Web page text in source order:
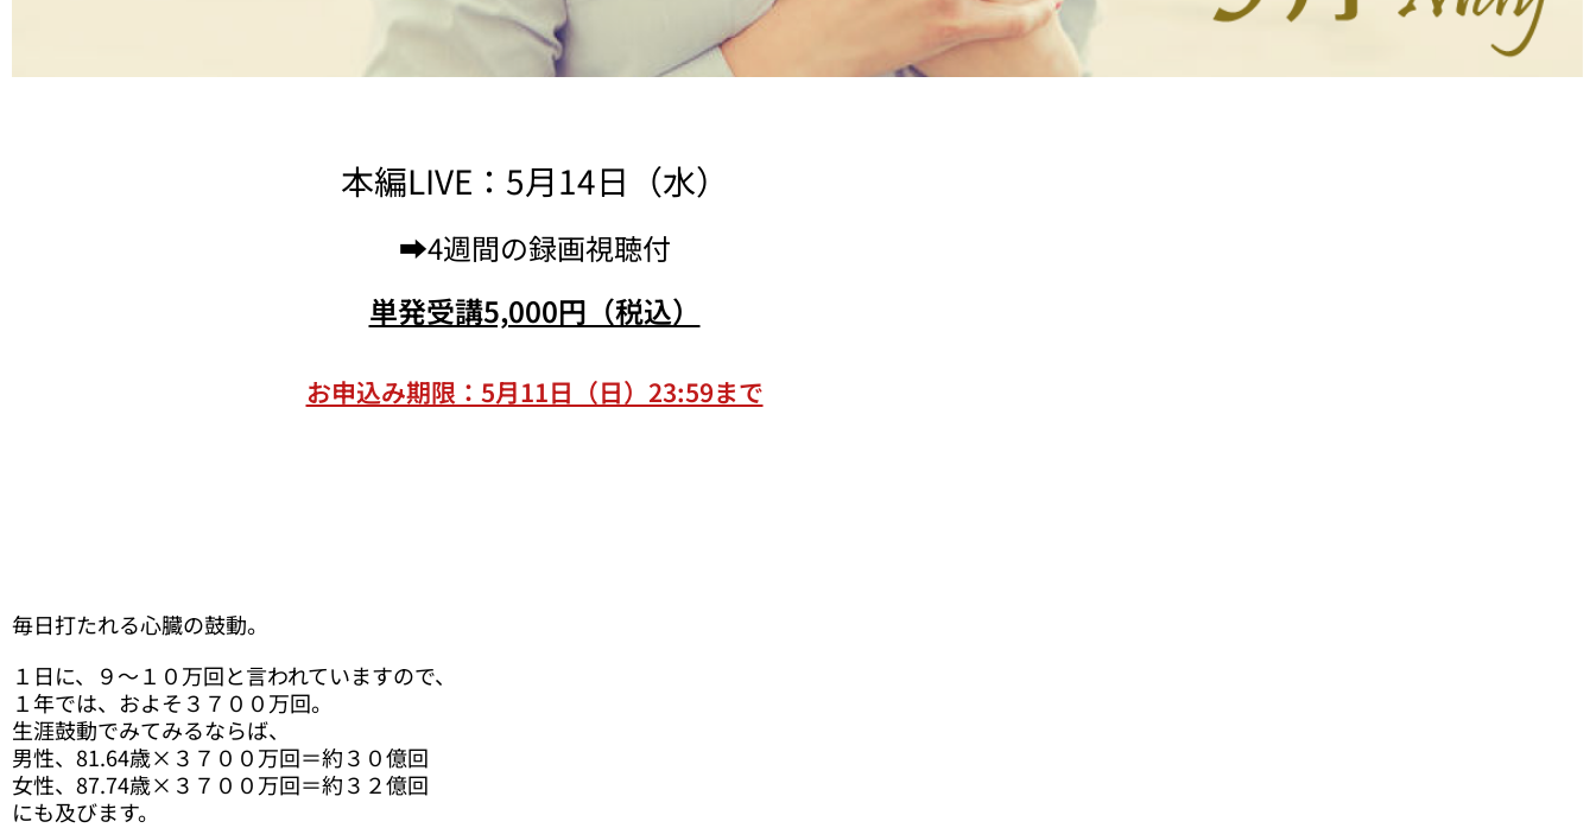
本編LIVE：5月14日（水）
➡4週間の録画視聴付
単発受講5,000円（税込）
お申込み期限：5月11日（日）23:59まで
毎日打たれる心臓の鼓動。
１日に、９～１０万回と言われていますので、
１年では、およそ３７００万回。
生涯鼓動でみてみるならば、
男性、81.64歳×３７００万回＝約３０億回
女性、87.74歳×３７００万回＝約３２億回
にも及びます。